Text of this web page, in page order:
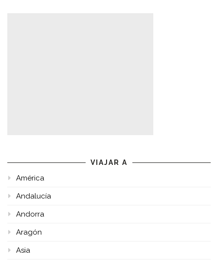
VIAJAR A
América
Andalucía
Andorra
Aragón
Asia